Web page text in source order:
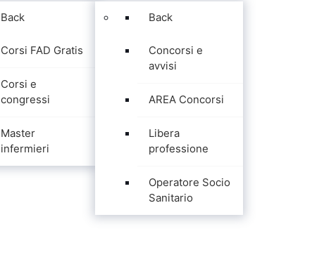
Back
Corsi FAD Gratis
Corsi e
congressi
Master
infermieri
Back
Concorsi e
avvisi
AREA Concorsi
Libera
professione
Operatore Socio
Sanitario